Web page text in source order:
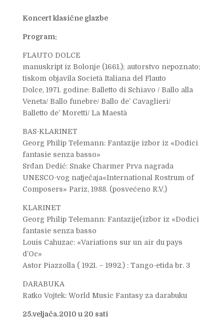
Koncert klasične glazbe
Program:
FLAUTO DOLCE
manuskript iz Bolonje (1661.); autorstvo nepoznato;
tiskom objavila Società Italiana del Flauto
Dolce, 1971. godine: Balletto di Schiavo / Ballo alla
Veneta/ Ballo funebre/ Ballo de’ Cavaglieri/
Balletto de’ Moretti/ La Maestà
BAS-KLARINET
Georg Philip Telemann: Fantazije izbor iz «Dodici
fantasie senza basso»
Srđan Dedić: Snake Charmer Prva nagrada
UNESCO-vog natječaja«International Rostrum of
Composers» Pariz, 1988. (posvećeno R.V.)
KLARINET
Georg Philip Telemann: Fantazije(izbor iz «Dodici
fantasie senza basso
Louis Cahuzac: «Variations sur un air du pays
d’Oc»
Astor Piazzolla ( 1921. – 1992.) : Tango-etida br. 3
DARABUKA
Ratko Vojtek: World Music Fantasy za darabuku
25.veljača.2010 u 20 sati